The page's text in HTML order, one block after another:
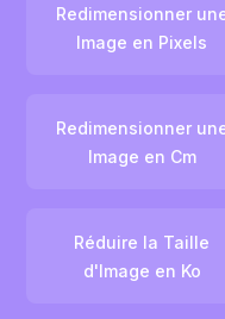
Redimensionner
Image en Pixels
Redimensionner
Image en Cm
Réduire la Taille
d'Image en Ko